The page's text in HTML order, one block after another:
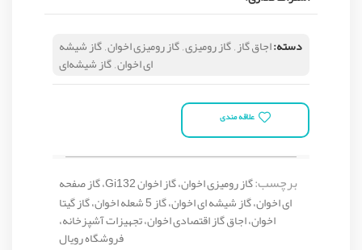
دسته:اجاق گاز,گاز رومیزی,گاز رومیزی اخوان,گاز شیشه
ای اخوان,گاز شیشه‌ای
علاقه مندی
برچسب:
گاز رومیزی اخوان، گاز اخوان Gi132، گاز صفحه
ای اخوان، گاز شیشه ای اخوان، گاز 5 شعله اخوان، گاز گیتا
اخوان، اجاق گاز اقتصادی اخوان، تجهیزات آشپزخانه،
فروشگاه رویال